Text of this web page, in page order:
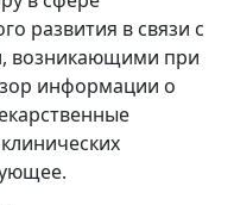
развития в связи с
возникающими при
информации о